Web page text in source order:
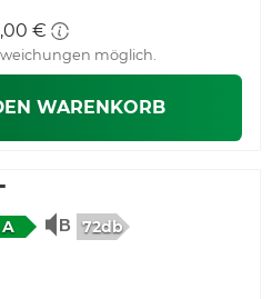
€
möglich.
WARENKORB
A 72db